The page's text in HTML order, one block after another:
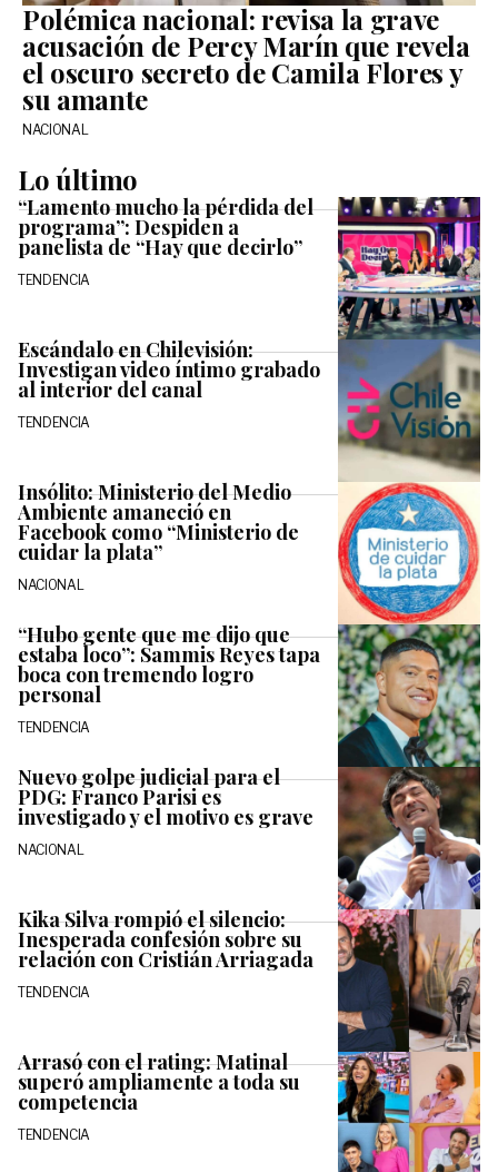
Polémica nacional: revisa la grave
acusación de Percy Marín que revela
el oscuro secreto de Camila Flores y
su amante
NACIONAL
Lo último
“Lamento mucho la pérdida del
programa”: Despiden a
panelista de “Hay que decirlo”
TENDENCIA
Escándalo en Chilevisión:
Investigan video íntimo grabado
al interior del canal
TENDENCIA
Insólito: Ministerio del Medio
Ambiente amaneció en
Facebook como “Ministerio de
cuidar la plata”
NACIONAL
“Hubo gente que me dijo que
estaba loco”: Sammis Reyes tapa
boca con tremendo logro
personal
TENDENCIA
Nuevo golpe judicial para el
PDG: Franco Parisi es
investigado y el motivo es grave
NACIONAL
Kika Silva rompió el silencio:
Inesperada confesión sobre su
relación con Cristián Arriagada
TENDENCIA
Arrasó con el rating: Matinal
superó ampliamente a toda su
competencia
TENDENCIA